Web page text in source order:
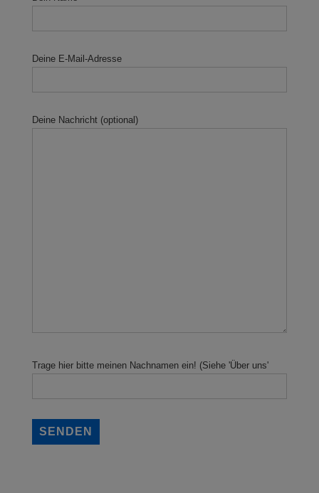
Deine E-Mail-Adresse
Deine Nachricht (optional)
Trage hier bitte meinen Nachnamen ein! (Siehe 'Über uns'